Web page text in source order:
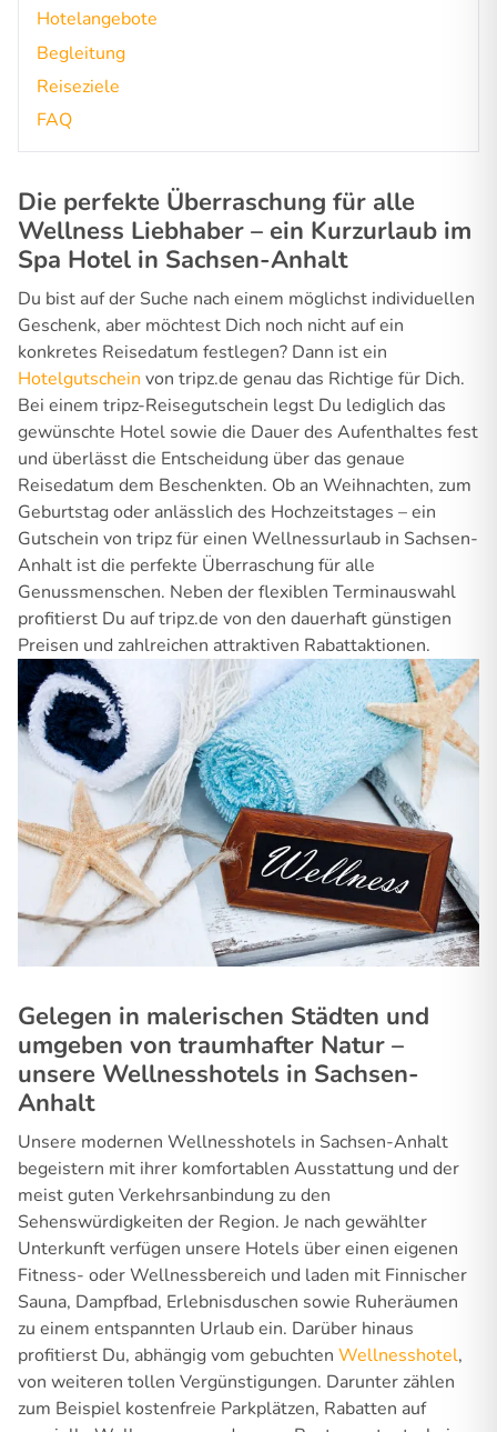
Hotelangebote
Begleitung
Reiseziele
FAQ
Die perfekte Überraschung für alle
Wellness Liebhaber – ein Kurzurlaub im
Spa Hotel in Sachsen-Anhalt
Du bist auf der Suche nach einem möglichst individuellen
Geschenk, aber möchtest Dich noch nicht auf ein
konkretes Reisedatum festlegen? Dann ist ein
Hotelgutschein von tripz.de genau das Richtige für Dich.
Bei einem tripz-Reisegutschein legst Du lediglich das
gewünschte Hotel sowie die Dauer des Aufenthaltes fest
und überlässt die Entscheidung über das genaue
Reisedatum dem Beschenkten. Ob an Weihnachten, zum
Geburtstag oder anlässlich des Hochzeitstages – ein
Gutschein von tripz für einen Wellnessurlaub in Sachsen-
Anhalt ist die perfekte Überraschung für alle
Genussmenschen. Neben der flexiblen Terminauswahl
profitierst Du auf tripz.de von den dauerhaft günstigen
Preisen und zahlreichen attraktiven Rabattaktionen.
Gelegen in malerischen Städten und
umgeben von traumhafter Natur –
unsere Wellnesshotels in Sachsen-
Anhalt
Unsere modernen Wellnesshotels in Sachsen-Anhalt
begeistern mit ihrer komfortablen Ausstattung und der
meist guten Verkehrsanbindung zu den
Sehenswürdigkeiten der Region. Je nach gewählter
Unterkunft verfügen unsere Hotels über einen eigenen
Fitness- oder Wellnessbereich und laden mit Finnischer
Sauna, Dampfbad, Erlebnisduschen sowie Ruheräumen
zu einem entspannten Urlaub ein. Darüber hinaus
profitierst Du, abhängig vom gebuchten Wellnesshotel,
von weiteren tollen Vergünstigungen. Darunter zählen
zum Beispiel kostenfreie Parkplätzen, Rabatten auf